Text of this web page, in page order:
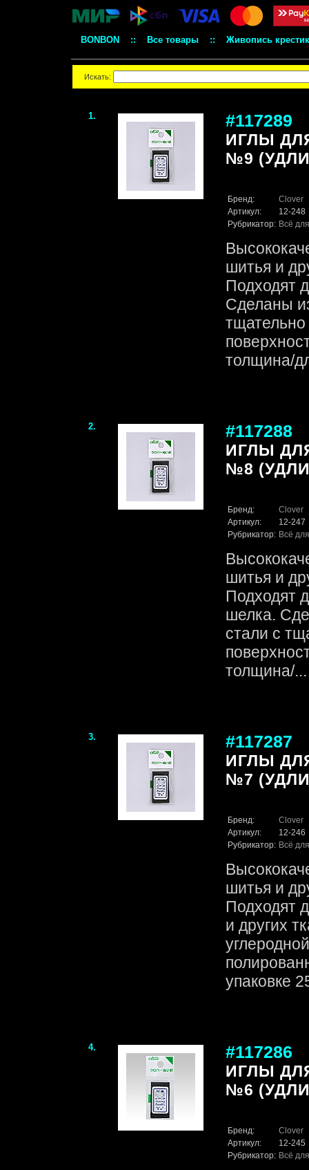
BONBON :: Все товары :: Живопись
Искать:
1. #117289
ИГЛЫ
№9
Бренд:
Clover
Артикул:
12-248
Рубрикатор: Всё
шитья и
Подходят
Сделаны
толщина/
2. #117288
ИГЛЫ
№8
Бренд:
Clover
Артикул:
12-247
Рубрикатор: Всё
шитья и
Подходят
шелка.
стали с
толщина/
3. #117287
ИГЛЫ
№7
Бренд:
Clover
Артикул:
12-246
Рубрикатор: Всё
шитья и
Подходят
и других
упаковке
4. #117286
ИГЛЫ
№6
Бренд:
Clover
Артикул:
12-245
Рубрикатор: Всё